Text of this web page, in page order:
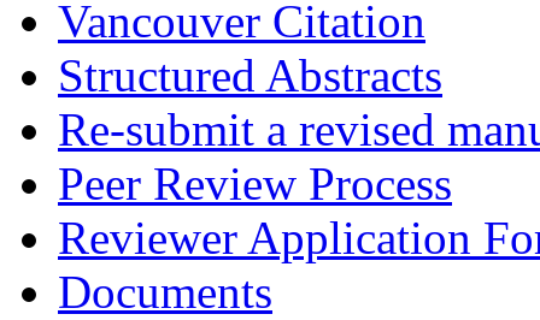
Vancouver Citation
Structured Abstracts
Re-submit a revised
Peer Review Process
Reviewer Application
Documents